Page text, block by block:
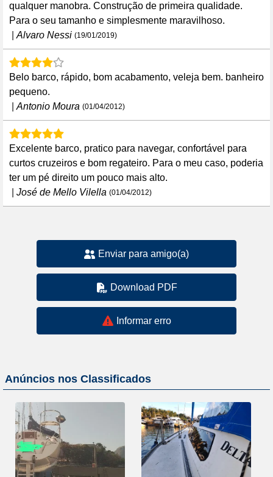
qualquer manobra. Construção de primeira qualidade.
Para o seu tamanho e simplesmente maravilhoso.
Alvaro Nessi (19/01/2019)
Belo barco, rápido, bom acabamento, veleja bem. banheiro
pequeno.
Antonio Moura (01/04/2012)
Excelente barco, pratico para navegar, confortável para
curtos cruzeiros e bom regateiro. Para o meu caso, poderia
ter um pé direito um pouco mais alto.
José de Mello Vilella (01/04/2012)
Enviar para amigo(a)
Download PDF
Informar erro
Anúncios nos Classificados